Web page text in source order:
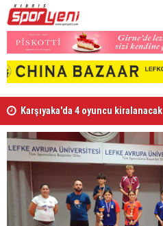
Karşıyaka'da 4 oyuncu kiralanacak